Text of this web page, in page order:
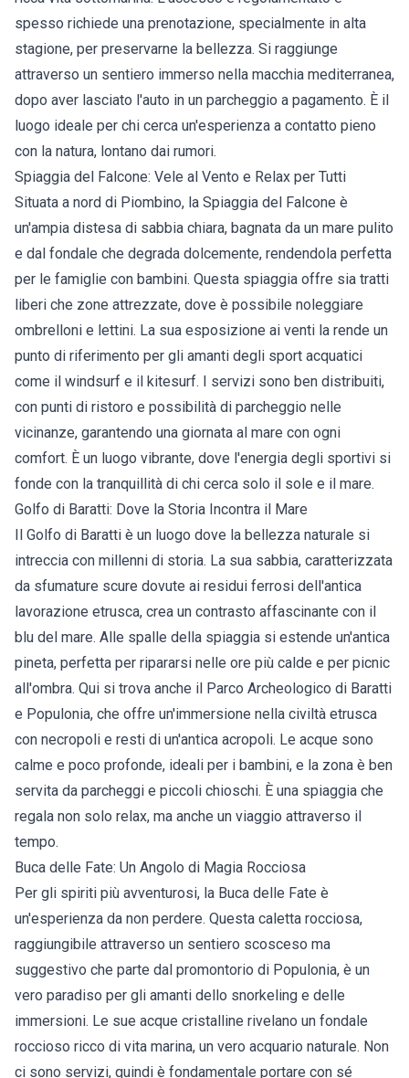
spesso richiede una prenotazione, specialmente in alta
stagione, per preservarne la bellezza. Si raggiunge
attraverso un sentiero immerso nella macchia mediterranea,
dopo aver lasciato l'auto in un parcheggio a pagamento. È il
luogo ideale per chi cerca un'esperienza a contatto pieno
con la natura, lontano dai rumori.
Spiaggia del Falcone: Vele al Vento e Relax per Tutti
Situata a nord di Piombino, la Spiaggia del Falcone è
un'ampia distesa di sabbia chiara, bagnata da un mare pulito
e dal fondale che degrada dolcemente, rendendola perfetta
per le famiglie con bambini. Questa spiaggia offre sia tratti
liberi che zone attrezzate, dove è possibile noleggiare
ombrelloni e lettini. La sua esposizione ai venti la rende un
punto di riferimento per gli amanti degli sport acquatici
come il windsurf e il kitesurf. I servizi sono ben distribuiti,
con punti di ristoro e possibilità di parcheggio nelle
vicinanze, garantendo una giornata al mare con ogni
comfort. È un luogo vibrante, dove l'energia degli sportivi si
fonde con la tranquillità di chi cerca solo il sole e il mare.
Golfo di Baratti: Dove la Storia Incontra il Mare
Il Golfo di Baratti è un luogo dove la bellezza naturale si
intreccia con millenni di storia. La sua sabbia, caratterizzata
da sfumature scure dovute ai residui ferrosi dell'antica
lavorazione etrusca, crea un contrasto affascinante con il
blu del mare. Alle spalle della spiaggia si estende un'antica
pineta, perfetta per ripararsi nelle ore più calde e per picnic
all'ombra. Qui si trova anche il Parco Archeologico di Baratti
e Populonia, che offre un'immersione nella civiltà etrusca
con necropoli e resti di un'antica acropoli. Le acque sono
calme e poco profonde, ideali per i bambini, e la zona è ben
servita da parcheggi e piccoli chioschi. È una spiaggia che
regala non solo relax, ma anche un viaggio attraverso il
tempo.
Buca delle Fate: Un Angolo di Magia Rocciosa
Per gli spiriti più avventurosi, la Buca delle Fate è
un'esperienza da non perdere. Questa caletta rocciosa,
raggiungibile attraverso un sentiero scosceso ma
suggestivo che parte dal promontorio di Populonia, è un
vero paradiso per gli amanti dello snorkeling e delle
immersioni. Le sue acque cristalline rivelano un fondale
roccioso ricco di vita marina, un vero acquario naturale. Non
ci sono servizi, quindi è fondamentale portare con sé